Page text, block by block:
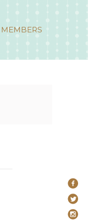
MEMBERS